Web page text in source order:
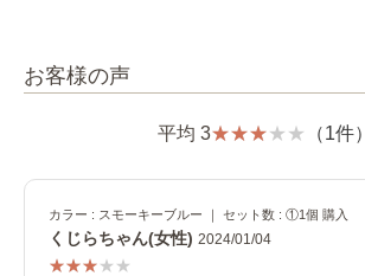
お客様の声
平均 3 （1件）
カラー : スモーキーブルー ｜ セット数 : ①1個 購入
くじらちゃん(女性) 2024/01/04